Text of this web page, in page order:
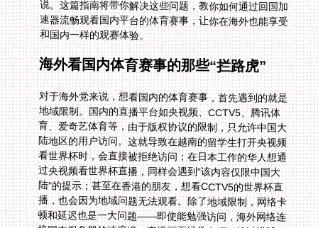
和国内一样的观赛体验。
海外看国内体育赛事的那些“拦路虎”
对于海外党来说，想看国内的体育赛事，首先遇到的就是
地域限制。国内的直播平台如央视频、CCTV5、腾讯体
育、爱奇艺体育等，由于版权协议的限制，只允许中国大
陆地区的用户访问。这就导致在越南的留学生打开央视频
看世界杯时，会直接被拒绝访问；在日本工作的华人想通
过央视频看世界杯直播，同样会遇到“该内容仅限中国大
陆”的提示；甚至在香港的朋友，想看CCTV5的世界杯直
播，也会因为地域问题无法观看。除了地域限制，网络卡
顿和延迟也是一大问题——即使能勉强访问，海外网络连
接国内服务器的速度慢，直播画面经常卡顿，错过进球、
绝杀等关键瞬间，观赛体验大打折扣。另外，很多海外用
户习惯了中文解说，而国外平台的解说往往是外语，缺少